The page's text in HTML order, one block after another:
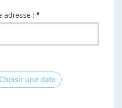
adresse :
Choisir une date